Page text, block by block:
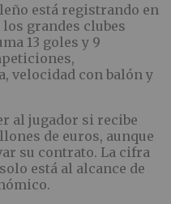
está registrando en
grandes clubes
13 goles y 9
velocidad con balón y
al jugador si recibe
de euros, aunque
su contrato. La cifra
está al alcance de